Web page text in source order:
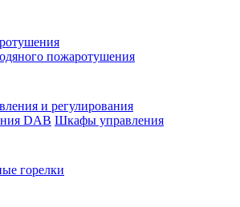
пожаротушения
и регулирования
DAB Шкафы управления
горелки